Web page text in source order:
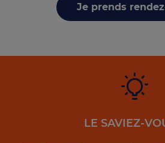
Je prends
LE SAVIEZ-